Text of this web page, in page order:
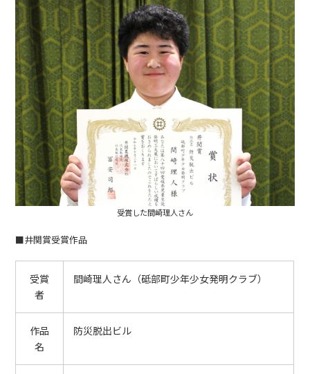
受賞した間崎理人さん
■井関賞受賞作品
受賞
者
間崎理人さん（砥部町少年少女発明クラブ）
作品
名
防災脱出ビル